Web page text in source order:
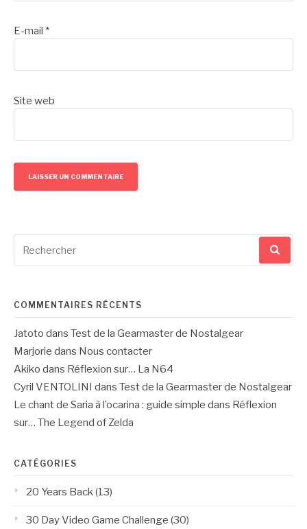
E-mail *
Site web
pour
COMMENTAIRES RÉCENTS
Jatoto dans Test de la Gearmaster de Nostalgear
Marjorie dans Nous contacter
Akiko dans Réflexion sur… La N64
Cyril VENTOLINI dans Test de la Gearmaster de Nostalgear
Le chant de Saria à l’ocarina : guide simple dans Réflexion
sur… The Legend of Zelda
CATÉGORIES
20 Years Back(13)
30 Day Video Game Challenge (30)